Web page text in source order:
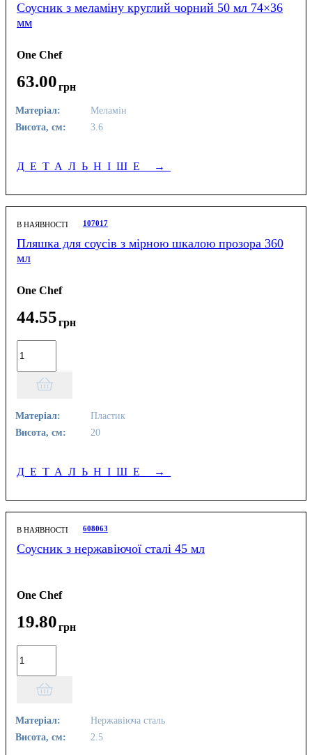
Соусник з меламіну круглий чорний 50 мл 74×36
мм
One Chef
63.00грн
Матеріал:
Меламін
Висота, см:
3.6
ДЕТАЛЬНІШЕ →
В НАЯВНОСТІ 107017
Пляшка для соусів з мірною шкалою прозора 360
мл
One Chef
44.55грн
Матеріал:
Пластик
Висота, см:
20
ДЕТАЛЬНІШЕ →
В НАЯВНОСТІ 608063
Соусник з нержавіючої сталі 45 мл
One Chef
19.80грн
Матеріал:
Нержавіюча сталь
Висота, см:
2.5